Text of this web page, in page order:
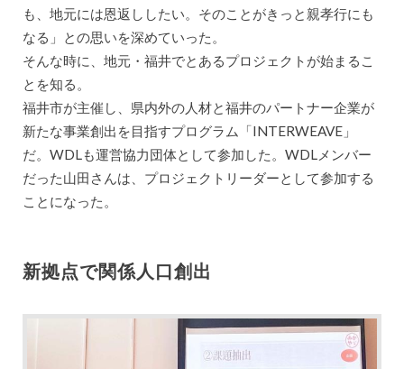
も、地元には恩返ししたい。そのことがきっと親孝行にも
なる」との思いを深めていった。
そんな時に、地元・福井でとあるプロジェクトが始まるこ
とを知る。
福井市が主催し、県内外の人材と福井のパートナー企業が
新たな事業創出を目指すプログラム「INTERWEAVE」
だ。WDLも運営協力団体として参加した。WDLメンバー
だった山田さんは、プロジェクトリーダーとして参加する
ことになった。
新拠点で関係人口創出